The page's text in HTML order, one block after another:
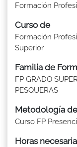
Formación
Curso de
Formación
Superior
Familia de
FP GRADO
PESQUERAS
Metodología
Curso FP
Horas